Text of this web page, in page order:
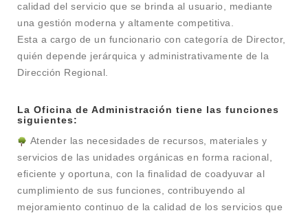
calidad del servicio que se brinda al usuario, mediante
una gestión moderna y altamente competitiva.
Esta a cargo de un funcionario con categoría de Director,
quién depende jerárquica y administrativamente de la
Dirección Regional.
La Oficina de Administración tiene las funciones
siguientes:
Atender las necesidades de recursos, materiales y
servicios de las unidades orgánicas en forma racional,
eficiente y oportuna, con la finalidad de coadyuvar al
cumplimiento de sus funciones, contribuyendo al
mejoramiento continuo de la calidad de los servicios que